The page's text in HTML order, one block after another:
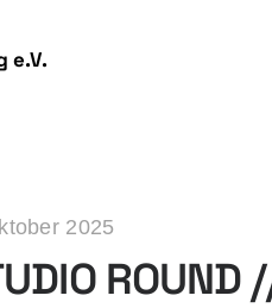
e.V.
2025